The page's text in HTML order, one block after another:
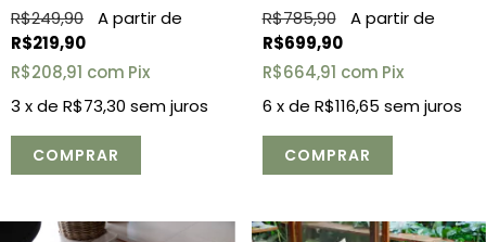
R$249,90
R$219,90
R$208,91 com Pix
3 x de R$73,30 sem juros
R$785,90
R$699,90
R$664,91 com Pix
6 x de R$116,65 sem juros